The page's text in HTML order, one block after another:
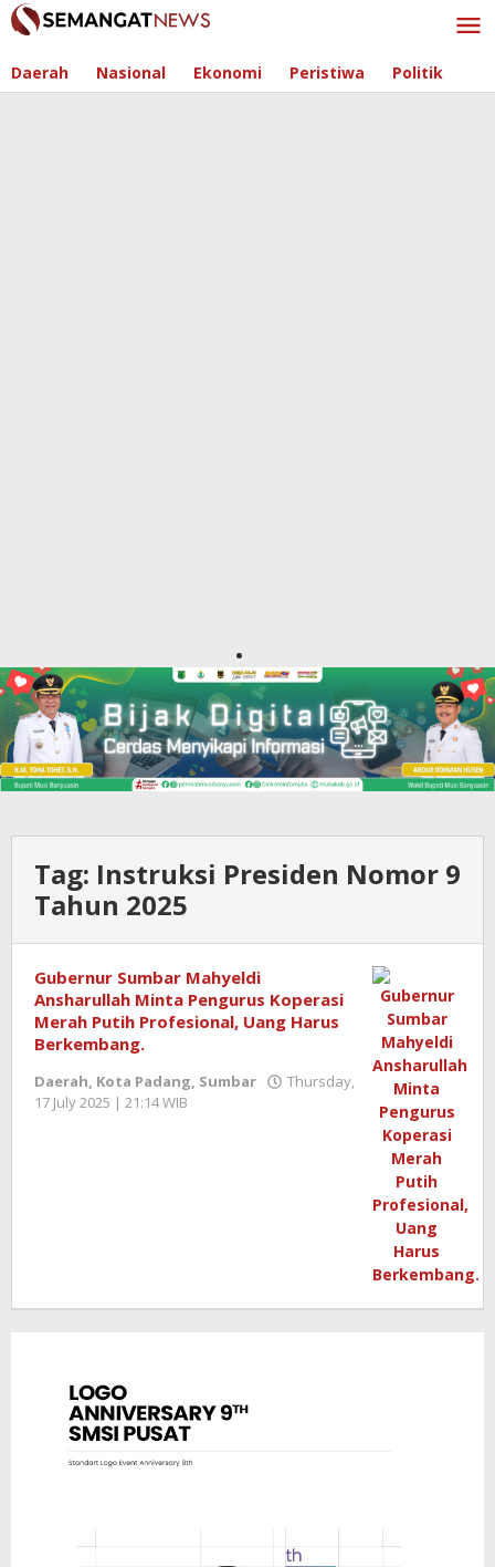
Skip
to
Daerah Nasional Ekonomi Peristiwa Politik
Tag: Instruksi Presiden Nomor 9
Tahun 2025
Gubernur Sumbar Mahyeldi
Ansharullah Minta Pengurus Koperasi
Merah Putih Profesional, Uang Harus
Berkembang.
Daerah, Kota Padang, Sumbar
Thursday,
17 July 2025 | 21:14 WIB